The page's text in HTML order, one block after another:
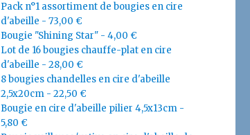
Pack n°1 assortiment de bougies en cire
d'abeille - 73,00 €
Bougie "Shining Star" - 4,00 €
Lot de 16 bougies chauffe-plat en cire
d'abeille - 28,00 €
8 bougies chandelles en cire d'abeille
2,5x20cm - 22,50 €
Bougie en cire d'abeille pilier 4,5x13cm -
5,80 €